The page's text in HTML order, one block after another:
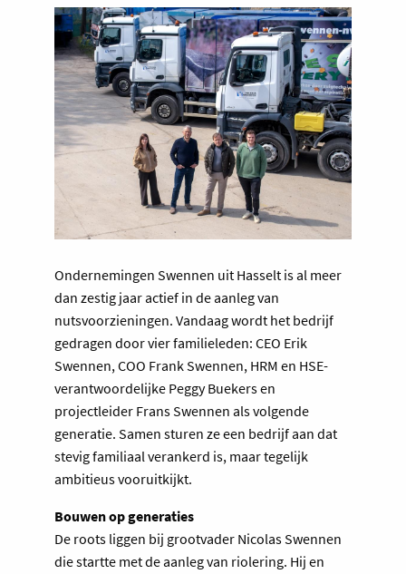
Ondernemingen Swennen uit Hasselt is al meer
dan zestig jaar actief in de aanleg van
nutsvoorzieningen. Vandaag wordt het bedrijf
gedragen door vier familieleden: CEO Erik
Swennen, COO Frank Swennen, HRM en HSE-
verantwoordelijke Peggy Buekers en
projectleider Frans Swennen als volgende
generatie. Samen sturen ze een bedrijf aan dat
stevig familiaal verankerd is, maar tegelijk
ambitieus vooruitkijkt.
Bouwen op generaties
De roots liggen bij grootvader Nicolas Swennen
die startte met de aanleg van riolering. Hij en